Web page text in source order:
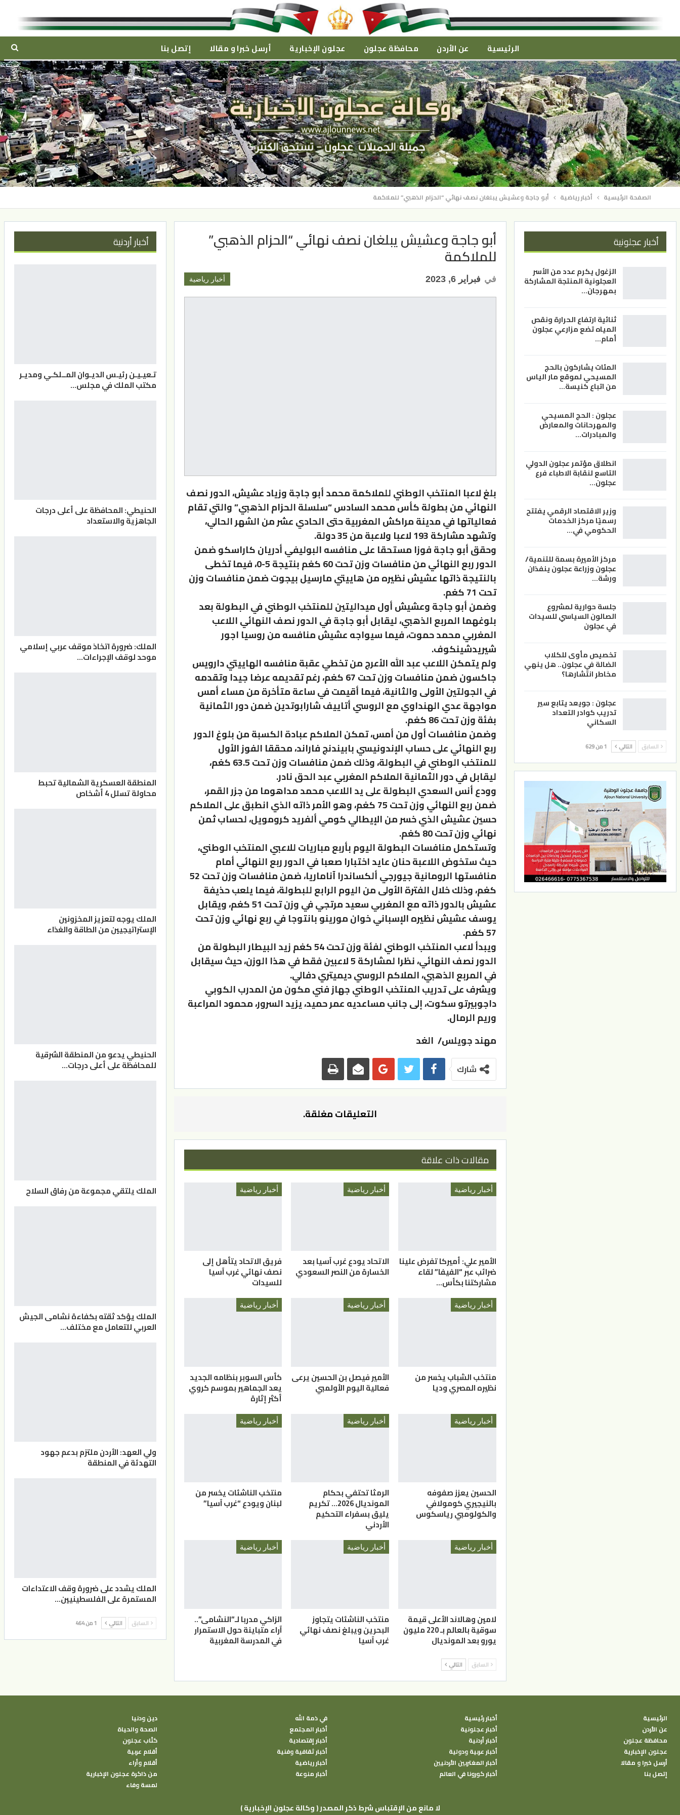
الرئيسية عن الأردن محافظة عجلون عجلون الإخبارية أرسل خبرا و مقالا إتصل بنا
الصفحة الرئيسية أخبار رياضية أبو جاجة وعشيش يبلغان نصف نهائي “الحزام الذهبي” للملاكمة
أبو جاجة وعشيش يبلغان نصف نهائي “الحزام الذهبي”
للملاكمة
أخبار رياضية في فبراير 6, 2023
بلغ لاعبا المنتخب الوطني للملاكمة محمد أبو جاجة وزياد عشيش، الدور نصف
النهائي من بطولة كأس محمد السادس “سلسلة الحزام الذهبي” والتي تقام
فعالياتها في مدينة مراكش المغربية حتى الحادي عشر من الشهر الحالي،
وتشهد مشاركة 193 لاعبا ولاعبة من 35 دولة.
وحقق أبو جاجة فوزا مستحقا على منافسه البوليفي أدريان كاراسكو ضمن
الدور ربع النهائي من منافسات وزن تحت 60 كغم بنتيجة 5-0، فيما تخطى
بالنتيجة ذاتها عشيش نظيره من هاييتي مارسيل بيجوت ضمن منافسات وزن
تحت 71 كغم.
وضمن أبو جاجة وعشيش أول ميداليتين للمنتخب الوطني في البطولة بعد
بلوغهما المربع الذهبي، ليقابل أبو جاجة في الدور نصف النهائي اللاعب
المغربي محمد حموت، فيما سيواجه عشيش منافسه من روسيا اجور
شيريدشينكوف.
ولم يتمكن اللاعب عبد الله الأعرج من تخطي عقبة منافسه الهاييتي دارويس
جاكسون ضمن منافسات وزن تحت 67 كغم، رغم تقديمه عرضا جيدا وتقدمه
في الجولتين الأولى والثانية، فيما أقيمت في ساعة متأخرة من مساء أمس
مواجهة عدي الهنداوي مع الروسي أتاييف شارابوتدين ضمن دور الثمانية
بفئة وزن تحت 86 كغم.
وضمن منافسات أول من أمس، تمكن الملاكم عبادة الكسبة من بلوغ الدور
ربع النهائي على حساب الإندونيسي بابيندنج فاراند، محققا الفوز الأول
للمنتخب الوطني في البطولة، وذلك ضمن منافسات وزن تحت 63.5 كغم،
ليقابل في دور الثمانية الملاكم المغربي عبد الحق نادر.
وودع أنس السعدي البطولة على يد اللاعب محمد مداهوما من جزر القمر،
ضمن ربع النهائي وزن تحت 75 كغم، وهو الأمر ذاته الذي انطبق على الملاكم
حسين عشيش الذي خسر من الإيطالي كومي ألفريد كرومويل، لحساب ثمن
نهائي وزن تحت 80 كغم.
وتستكمل منافسات البطولة اليوم بأربع مباريات للاعبي المنتخب الوطني،
حيث ستخوض اللاعبة حنان عايد اختبارا صعبا في الدور ربع النهائي أمام
منافستها الرومانية جيورجي ألكساندرا آناماريا، ضمن منافسات وزن تحت 52
كغم، وذلك خلال الفترة الأولى من اليوم الرابع للبطولة، فيما يلعب حذيفة
عشيش بالدور ذاته مع المغربي سعيد مرتجي في وزن تحت 51 كغم، ويقابل
يوسف عشيش نظيره الإسباني خوان مورينو بانتوجا في ربع نهائي وزن تحت
57 كغم.
ويبدأ لاعب المنتخب الوطني لفئة وزن تحت 54 كغم زيد البيطار البطولة من
الدور نصف النهائي، نظرا لمشاركة 5 لاعبين فقط في هذا الوزن، حيث سيقابل
في المربع الذهبي، الملاكم الروسي ديميتري دفالي.
ويشرف على تدريب المنتخب الوطني جهاز فني مكون من المدرب الكوبي
داجوبيرتو سكوت، إلى جانب مساعديه عمر حميد، يزيد السرور، محمود المراعبة
وريم الرمال.
مهند جويلس/ الغد
شارك
التعليقات مغلقة.
مقالات ذات علاقة
أخبار رياضية
الأمير علي: أميركا تفرض علينا
ضرائب عبر “الفيفا” لقاء
مشاركتنا بكأس…
أخبار رياضية
الاتحاد يودع غرب آسيا بعد
الخسارة من النصر السعودي
أخبار رياضية
فريق الاتحاد يتأهل إلى
نصف نهائي غرب آسيا
للسيدات
أخبار رياضية
منتخب الشباب يخسر من
نظيره المصري وديا
أخبار رياضية
الأمير فيصل بن الحسين يرعى
فعالية اليوم الأولمبي
أخبار رياضية
كأس السوبر بنظامه الجديد
يعد الجماهير بموسم كروي
أكثر إثارة
أخبار رياضية
الحسين يعزز صفوفه
بالنيجيري كومولافي
والكولومبي رياسكوس
أخبار رياضية
الرمثا تحتفي بحكام
المونديال 2026… تكريم
يليق بسفراء التحكيم
الأردني
أخبار رياضية
منتخب الناشئات يخسر من
لبنان ويودع “غرب آسيا”
أخبار رياضية
لامين وهالاند الأعلى قيمة
سوقية بالعالم بـ 220 مليون
يورو بعد المونديال
أخبار رياضية
منتخب الناشئات يتجاوز
البحرين ويبلغ نصف نهائي
غرب آسيا
أخبار رياضية
الزاكي مدربا لـ”النشامى”..
آراء متباينة حول الاستمرار
في المدرسة المغربية
السابق التالي
أخبار عجلونية
الزغول يكرم عدد من الأسر
العجلونية المنتجة المشاركة
بمهرجان…
ثنائية ارتفاع الحرارة ونقص
المياه تضع مزارعي عجلون
أمام…
المئات يشاركون بالحج
المسيحي لموقع مار الياس
من اتباع كنيسة…
عجلون : الحج المسيحي
والمهرحانات والمعارض
والمبادرات…
انطلاق مؤتمر عجلون الدولي
التاسع لنقابة الاطباء فرع
عجلون…
وزير الاقتصاد الرقمي يفتتح
رسميًا مركز الخدمات
الحكومي في…
مركز الأميرة بسمة للتنمية/
عجلون وزراعة عجلون ينفذان
ورشة…
جلسة حوارية لمشروع
الصالون السياسي للسيدات
في عجلون
تخصيص مأوى للكلاب
الضالة في عجلون.. هل ينهي
مخاطر انتشارها؟
عجلون : جويعد يتابع سير
تدريب كوادر التعداد
السكاني
السابق التالي 1 من 629
أخبار أردنية
تـعيـيـن رئيـس الديـوان المــلكـي ومديـر
مكتب الملك في مجلس…
الحنيطي: المحافظة على أعلى درجات
الجاهزية والاستعداد
الملك: ضرورة اتخاذ موقف عربي إسلامي
موحد لوقف الإجراءات…
المنطقة العسكرية الشمالية تحبط
محاولة تسلل 4 أشخاص
الملك يوجه لتعزيز المخزونين
الإستراتيجيين من الطاقة والغذاء
الحنيطي يدعو من المنطقة الشرقية
للمحافظة على أعلى درجات…
الملك يلتقي مجموعة من رفاق السلاح
الملك يؤكد ثقته بكفاءة نشامى الجيش
العربي للتعامل مع مختلف…
ولي العهد: الأردن ملتزم بدعم جهود
التهدئة في المنطقة
الملك يشدد على ضرورة وقف الاعتداءات
المستمرة على الفلسطينيين…
السابق التالي 1 من 464
الرئيسية
عن الأردن
محافظة عجلون
عجلون الإخبارية
أرسل خبرا و مقالا
إتصل بنا
أخبار رئيسية
أخبار عجلونية
أخبار أردنية
أخبار عربية ودولية
أخبار المغتربين الأردنيين
أخبار كورونا في العالم
في ذمة الله
أخبار المجتمع
أخبار إقتصادية
أخبار ثقافية وفنية
أخبار رياضية
أخبار منوعة
دين ودنيا
الصحة والحياة
كتًاب عجلون
أقلام عربية
أقلام وأراء
من ذاكرة عجلون الإخبارية
لمسة وفاء
( وكالة عجلون الإخبارية ) لا مانع من الإقتباس شرط ذكر المصدر